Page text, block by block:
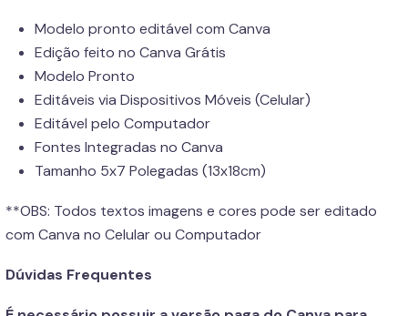
Modelo pronto editável com Canva
Edição feito no Canva Grátis
Modelo Pronto
Editáveis via Dispositivos Móveis (Celular)
Editável pelo Computador
Fontes Integradas no Canva
Tamanho 5x7 Polegadas (13x18cm)
**OBS: Todos textos imagens e cores pode ser editado
com Canva no Celular ou Computador
Dúvidas Frequentes